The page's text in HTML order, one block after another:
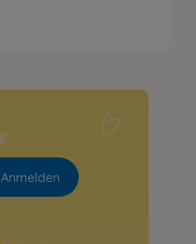
Anmelden